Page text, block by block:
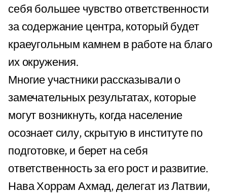
себя большее чувство ответственности
за содержание центра, который будет
краеугольным камнем в работе на благо
их окружения.
Многие участники рассказывали о
замечательных результатах, которые
могут возникнуть, когда население
осознает силу, скрытую в институте по
подготовке, и берет на себя
ответственность за его рост и развитие.
Нава Хоррам Ахмад, делегат из Латвии,